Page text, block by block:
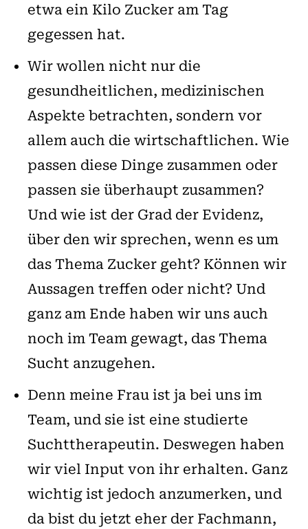
etwa ein Kilo Zucker am Tag
gegessen hat.
Wir wollen nicht nur die
gesundheitlichen, medizinischen
Aspekte betrachten, sondern vor
allem auch die wirtschaftlichen. Wie
passen diese Dinge zusammen oder
passen sie überhaupt zusammen?
Und wie ist der Grad der Evidenz,
über den wir sprechen, wenn es um
das Thema Zucker geht? Können wir
Aussagen treffen oder nicht? Und
ganz am Ende haben wir uns auch
noch im Team gewagt, das Thema
Sucht anzugehen.
Denn meine Frau ist ja bei uns im
Team, und sie ist eine studierte
Suchttherapeutin. Deswegen haben
wir viel Input von ihr erhalten. Ganz
wichtig ist jedoch anzumerken, und
da bist du jetzt eher der Fachmann,